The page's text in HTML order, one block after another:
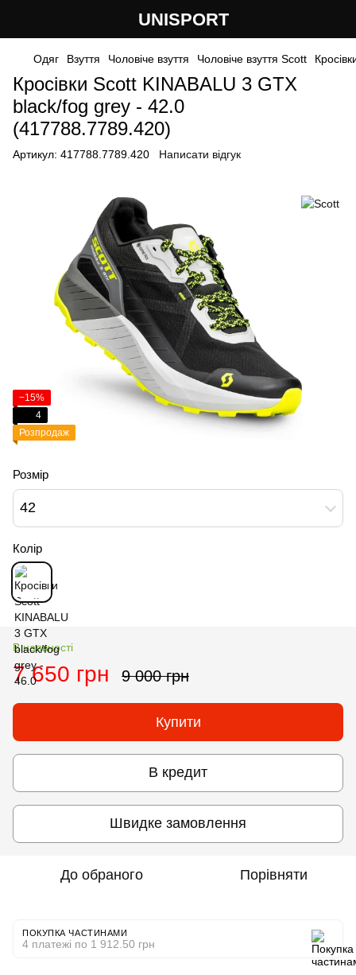
UNISPORT
Одяг Взуття Чоловіче взуття Чоловіче взуття Scott
Кросівки Scott KINABALU 3 GTX
black/fog grey - 42.0
(417788.7789.420)
Артикул: 417788.7789.420 Написати відгук
−15%
4
Розпродаж
Розмір
42
Колір
В наявності
7 650 грн 9 000 грн
Купити
В кредит
Швидке замовлення
До обраного Порівняти
ПОКУПКА ЧАСТИНАМИ
4 платежі по 1 912.50 грн